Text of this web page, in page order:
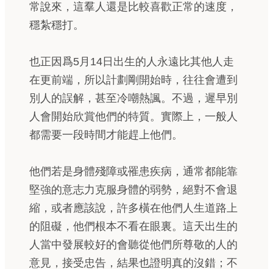
常說來，這羣人還是比較喜歡正常的速度，
穩紮穩打。
也正因爲5月14日出生的人永遠比其他人走
在更前端，所以計劃剛開始時，往往會遭到
別人的誤解，甚至冷嘲熱諷。不過，遲早別
人會開始欣賞他們的特質。實際上，一般人
都需要一段時間才能趕上他們。
他們若是身體殘障或罹患疾病，通常都能靠
堅強的意志力克服身體的弱勢，絕對不會退
縮，或者應該說，許多橫在他們人生道路上
的阻礙，他們根本不看在眼裏。這天出生的
人當中發展較好的會聽從他們所尊敬的人的
意見，接受忠告，結果也證明真的沒錯；不